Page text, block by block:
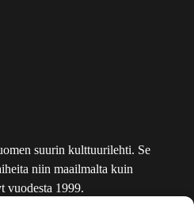
suurin kulttuurilehti. Se
niin maailmalta kuin
vuodesta 1999.